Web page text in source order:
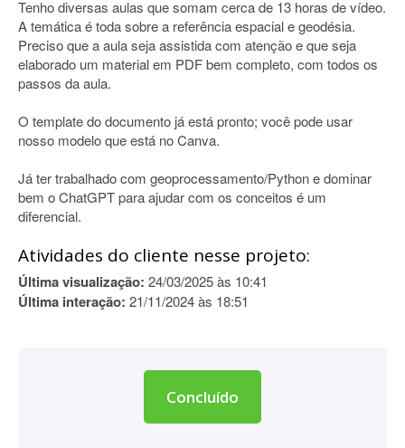
Tenho diversas aulas que somam cerca de 13 horas de vídeo.
A temática é toda sobre a referência espacial e geodésia.
Preciso que a aula seja assistida com atenção e que seja
elaborado um material em PDF bem completo, com todos os
passos da aula.
O template do documento já está pronto; você pode usar
nosso modelo que está no Canva.
Já ter trabalhado com geoprocessamento/Python e dominar
bem o ChatGPT para ajudar com os conceitos é um
diferencial.
Atividades do cliente nesse projeto:
Última visualização: 24/03/2025 às 10:41
Última interação: 21/11/2024 às 18:51
Concluído